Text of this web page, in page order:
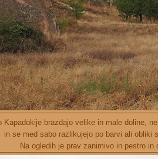
Kapadokije brazdajo velike in male doline,
in se med sabo razlikujejo po barvi ali obliki
Na ogledih je prav zanimivo in pestro in